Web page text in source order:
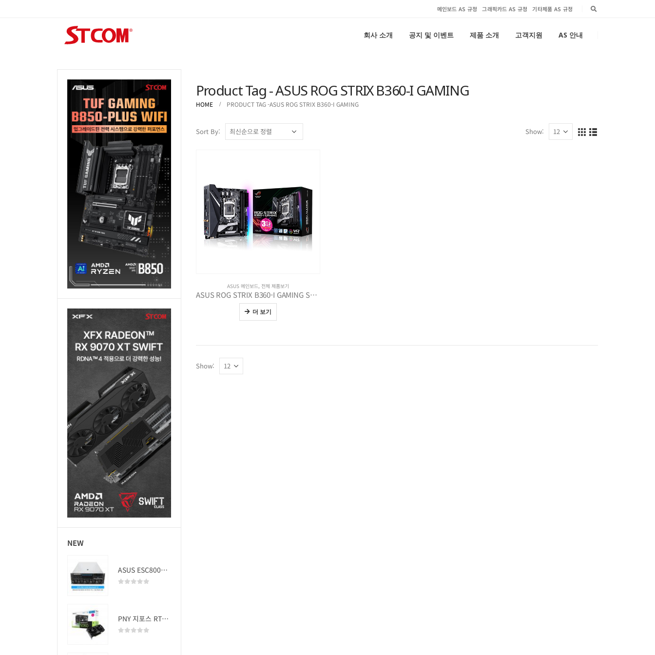
메인보드 AS 규정 그래픽카드 AS 규정 기타제품 AS 규정
회사 소개 공지 및 이벤트 제품 소개 고객지원 AS 안내
Product Tag - ASUS ROG STRIX B360-I GAMING
HOME PRODUCT TAG -ASUS ROG STRIX B360-I GAMING
Sort By: Show:
ASUS 메인보드, 전체 제품보기
ASUS ROG STRIX B360-I GAMING STCOM
더 보기
Show:
NEW
ASUS ESC8000A-E13 (RTX PRO 5000 Blackwell x2)
PNY 지포스 RTX 5060 OC D7 8GB Dual Fan